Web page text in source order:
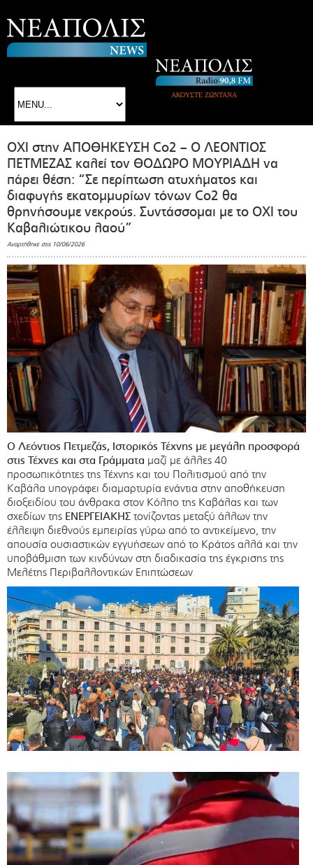
ΑΚΟΥΣΤΕ ΖΩΝΤΑΝΑ
OXI στην ΑΠΟΘΗΚΕΥΣΗ Co2 – Ο ΛΕΟΝΤΙΟΣ
ΠΕΤΜΕΖΑΣ καλεί τον ΘΟΔΩΡΟ ΜΟΥΡΙΑΔΗ να
πάρει θέση: “Σε περίπτωση ατυχήματος και
διαφυγής εκατομμυρίων τόνων Co2 θα
θρηνήσουμε νεκρούς. Συντάσσομαι με το ΟΧΙ του
Καβαλιώτικου λαού”
Αναρτήθηκε στις 10/06/2026
Ο Λεόντιος Πετμεζάς, Ιστορικός Τέχνης με μεγάλη προσφορά
στις Τέχνες και στα Γράμματα μαζί με άλλες 40
προσωπικότητες της Τέχνης και του Πολιτισμού από την
Καβάλα υπογράφει διαμαρτυρία ενάντια στην αποθήκευση
διοξειδίου του άνθρακα στον Κόλπο της Καβάλας και των
σχεδίων της ΕΝΕΡΓΕΙΑΚΗΣ τονίζοντας μεταξύ άλλων την
έλλειψη διεθνούς εμπειρίας γύρω από το αντικείμενο, την
απουσία ουσιαστικών εγγυήσεων από το Κράτος αλλά και την
υποβάθμιση των κινδύνων στη διαδικασία της έγκρισης της
Μελέτης Περιβαλλοντικών Επιπτώσεων